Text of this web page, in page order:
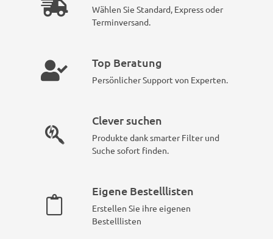
Wählen Sie Standard, Express oder
Terminversand.
Top Beratung
Persönlicher Support von Experten.
Clever suchen
Produkte dank smarter Filter und
Suche sofort finden.
Eigene Bestelllisten
Erstellen Sie ihre eigenen
Bestelllisten